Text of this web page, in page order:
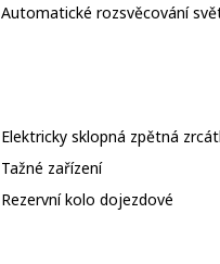
Automatické rozsvěcování
Elektricky sklopná zpětná
Tažné zařízení
Rezervní kolo dojezdové